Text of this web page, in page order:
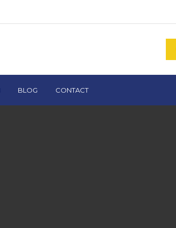
BLOG CONTACT